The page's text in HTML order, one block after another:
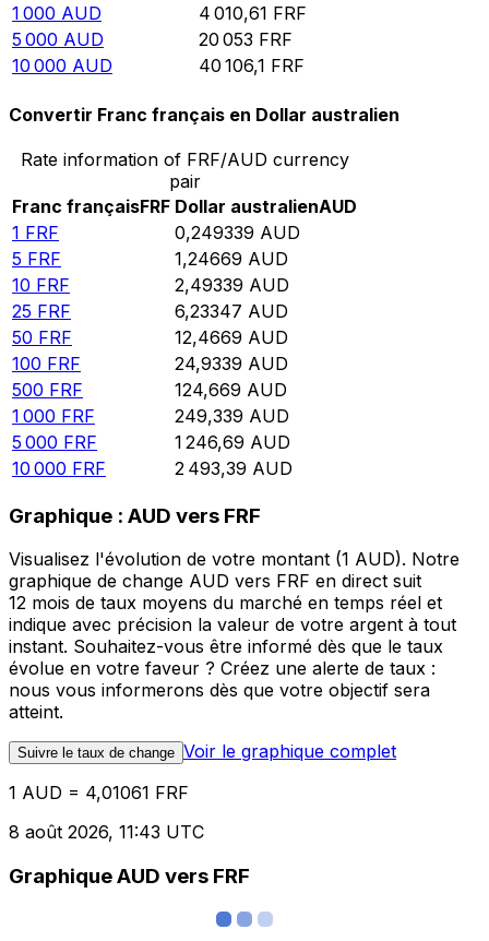
1 000 AUD 4 010,61 FRF
5 000 AUD 20 053 FRF
10 000 AUD 40 106,1 FRF
Convertir Franc français en Dollar australien
Rate information of FRF/AUD currency
pair
Franc françaisFRF Dollar australienAUD
1 FRF 0,249339 AUD
5 FRF 1,24669 AUD
10 FRF 2,49339 AUD
25 FRF 6,23347 AUD
50 FRF 12,4669 AUD
100 FRF 24,9339 AUD
500 FRF 124,669 AUD
1 000 FRF 249,339 AUD
5 000 FRF 1 246,69 AUD
10 000 FRF 2 493,39 AUD
Graphique : AUD vers FRF
Visualisez l'évolution de votre montant (1 AUD). Notre
graphique de change AUD vers FRF en direct suit
12 mois de taux moyens du marché en temps réel et
indique avec précision la valeur de votre argent à tout
instant. Souhaitez-vous être informé dès que le taux
évolue en votre faveur ? Créez une alerte de taux :
nous vous informerons dès que votre objectif sera
atteint.
Suivre le taux de change Voir le graphique complet
1 AUD = 4,01061 FRF
8 août 2026, 11:43 UTC
Graphique AUD vers FRF